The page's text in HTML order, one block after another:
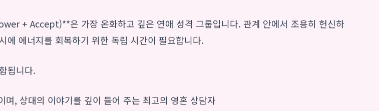
+ Accept)**은 가장 온화하고 깊은 연애 성격 그룹입니다. 관계 안에서 조용히 헌신하
에 에너지를 회복하기 위한 독립 시간이 필요합니다.
됩니다.
며, 상대의 이야기를 깊이 들어 주는 최고의 영혼 상담자